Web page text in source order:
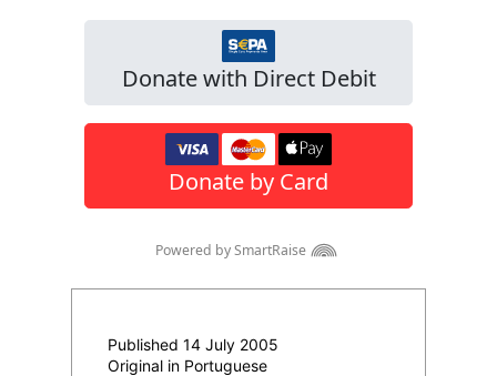
Published 14 July 2005
Original in Portuguese